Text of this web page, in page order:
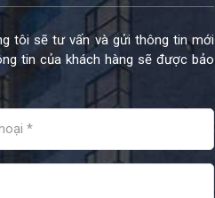
tôi sẽ tư vấn và gửi thông tin mới
tin của khách hàng sẽ được bảo